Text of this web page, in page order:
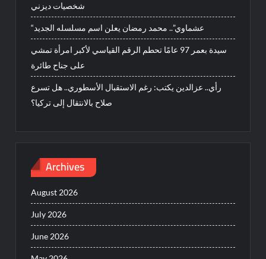
شخصيات ديزني
“عشماوي”.. محمد رمضان يعلن اسم مسلسله الجديد
سيدة بعمر 97 عامًا تحطم الرقم القياسي لأكبر امرأة تمشي
على جناح طائرة
رأي.. عزالدين يكتب: رغم الاستقبال الأسطوري.. هل تسرع
صلاح بالانتقال إلى تركيا؟
Archives
August 2026
July 2026
June 2026